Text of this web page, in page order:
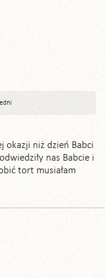
okazji niż dzień Babci
nas Babcie i
tort musiałam